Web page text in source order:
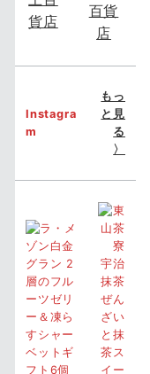
Instagra
m
もっ
と見
る
〉